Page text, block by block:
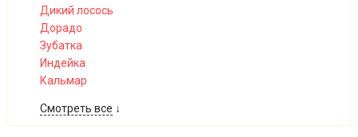
Дикий лосось
Дорадо
Зубатка
Индейка
Кальмар
Смотреть все ↓